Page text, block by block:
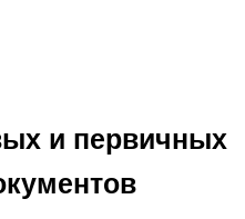
и первичных